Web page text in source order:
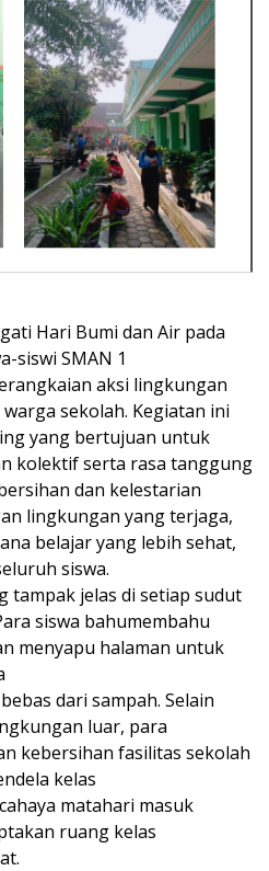
Hari Bumi dan Air pada
siswi SMAN 1
aksi lingkungan
sekolah. Kegiatan ini
yang bertujuan untuk
kolektif serta rasa tanggung
dan kelestarian
lingkungan yang terjaga,
belajar yang lebih sehat,
siswa.
tampak jelas di setiap sudut
siswa bahumembahu
menyapu halaman untuk
dari sampah. Selain
luar, para
kebersihan fasilitas sekolah
kelas
matahari masuk
ruang kelas